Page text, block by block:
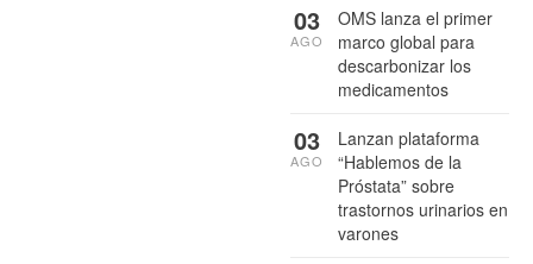
OMS lanza el primer
marco global para
descarbonizar los
medicamentos
03
AGO
Lanzan plataforma
“Hablemos de la
Próstata” sobre
trastornos urinarios en
varones
03
AGO